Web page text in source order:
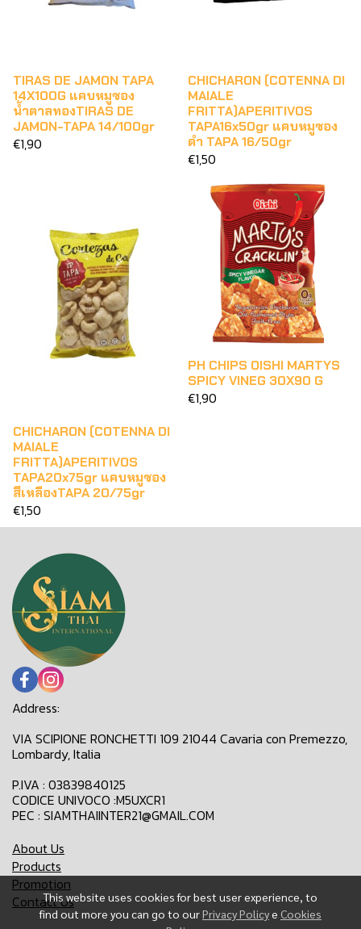
TIRAS DE JAMON TAPA
14X100G แคบหมูซอง
น้ำตาลทองTIRAS DE
JAMON-TAPA 14/100gr
€1,90
CHICHARON (COTENNA DI
MAIALE
FRITTA)APERITIVOS
TAPA16x50gr แคบหมูซอง
ดำ TAPA 16/50gr
€1,50
CHICHARON (COTENNA DI
MAIALE
FRITTA)APERITIVOS
TAPA20x75gr แคบหมูซอง
สีเหลืองTAPA 20/75gr
€1,50
PH CHIPS OISHI MARTYS
SPICY VINEG 30X90 G
€1,90
This website uses cookies for best user experience, to
find out more you can go to ourPrivacy Policye Cookies
Address:
VIA SCIPIONE RONCHETTI 109 21044 Cavaria con Premezzo,
Lombardy, Italia
P.IVA : 03839840125
CODICE UNIVOCO :M5UXCR1
PEC : SIAMTHAIINTER21@GMAIL.COM
About Us
Products
Promotion
Contact Us